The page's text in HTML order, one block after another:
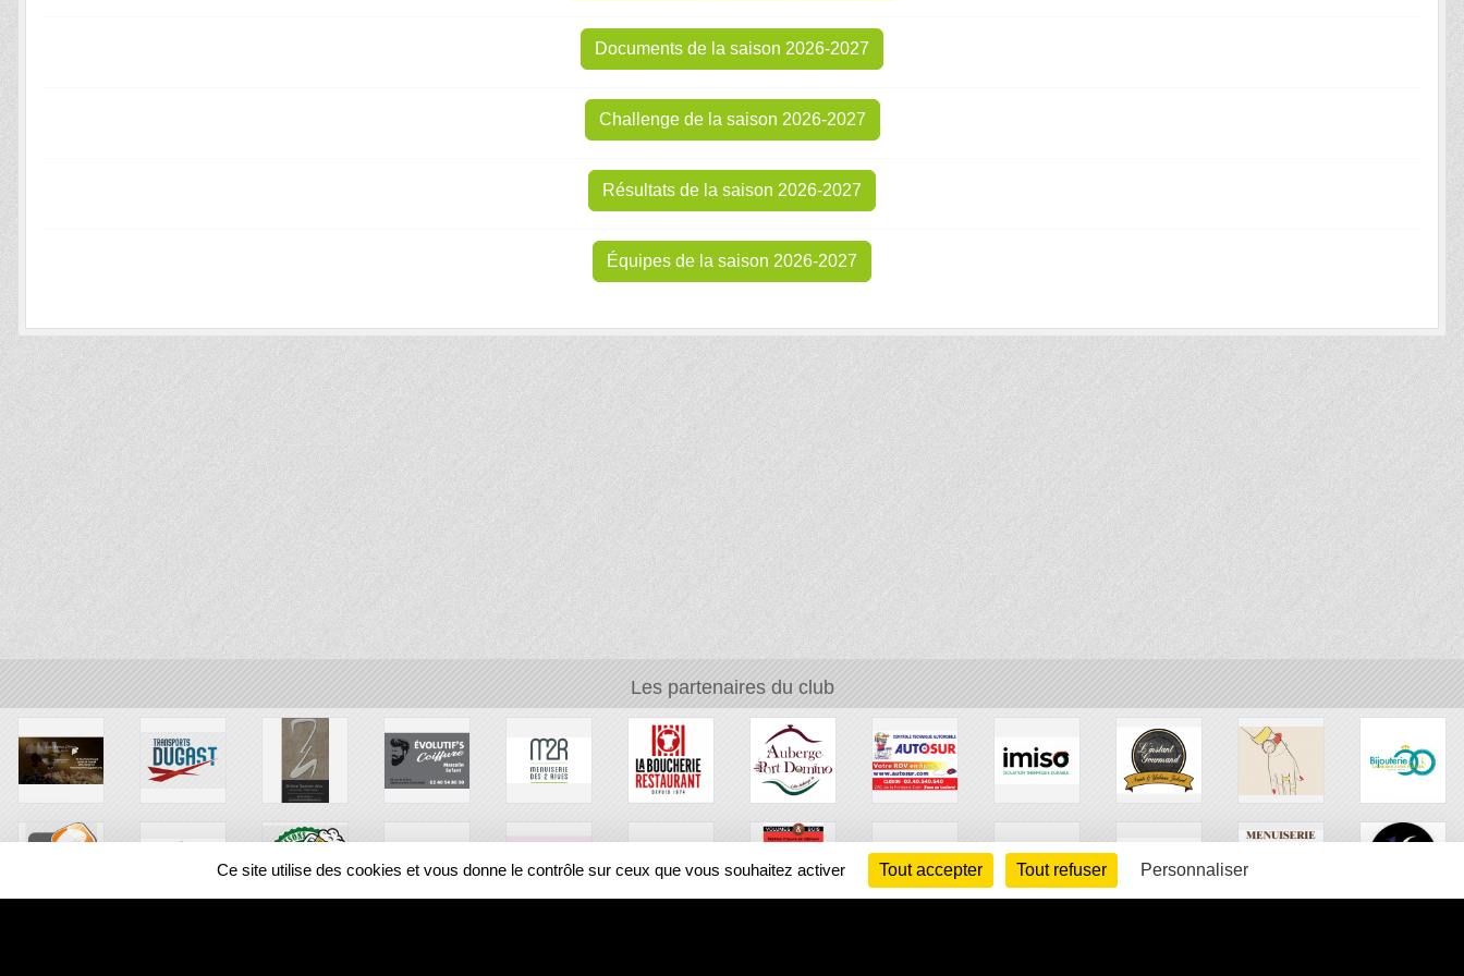
Documents de la saison 2026-2027
Challenge de la saison 2026-2027
Résultats de la saison 2026-2027
Équipes de la saison 2026-2027
Les partenaires du club
Ce site utilise des cookies et vous donne le contrôle sur ceux que vous souhaitez activer Tout accepter Tout refuser Personnaliser